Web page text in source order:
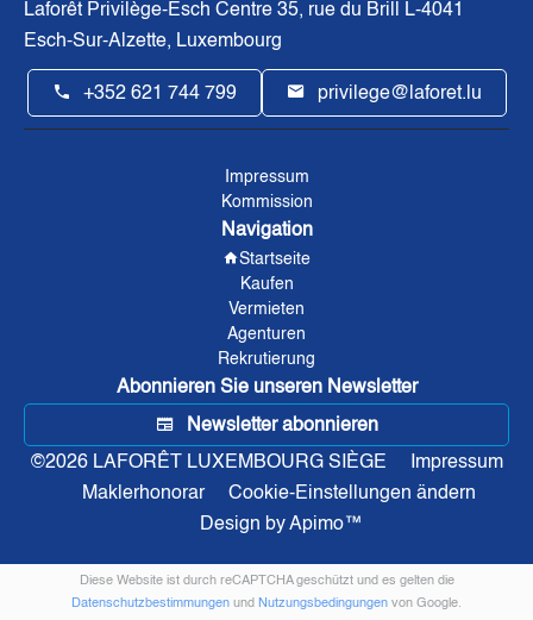
Laforêt Privilège-Esch Centre 35, rue du Brill L-4041
Esch-Sur-Alzette, Luxembourg
+352 621 744 799 privilege@laforet.lu
Impressum
Kommission
Navigation
Startseite
Kaufen
Vermieten
Agenturen
Rekrutierung
Abonnieren Sie unseren Newsletter
Newsletter abonnieren
©2026 LAFORÊT LUXEMBOURG SIÈGE
Impressum
Maklerhonorar
Cookie-Einstellungen ändern
Design byApimo™
Diese Website ist durch reCAPTCHA geschützt und es gelten die
Datenschutzbestimmungen und Nutzungsbedingungen von Google.